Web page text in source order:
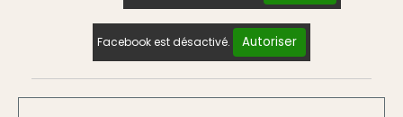
Facebook est désactivé. Autoriser